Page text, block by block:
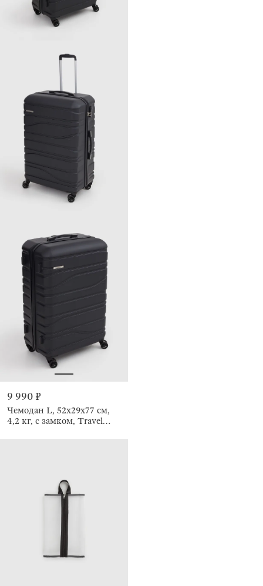
9 990 ₽
Чемодан L, 52х29х77 см,
4,2 кг, с замком, Travel